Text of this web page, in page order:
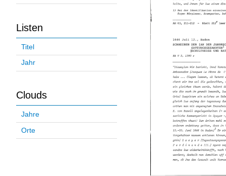
Listen
Titel
Jahr
Clouds
Jahre
Orte